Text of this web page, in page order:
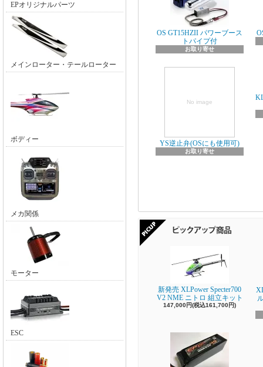
EPオリジナルパーツ
メインローター・テールローター
ボディー
メカ関係
モーター
ESC
OS GT15HZII パワーブース
トパイプ付
お取り寄せ
No image
YS逆止弁(OSにも使用可)
お取り寄せ
新発売 XLPower Specter700
V2 NME ニトロ 組立キット
147,000円(税込161,700円)